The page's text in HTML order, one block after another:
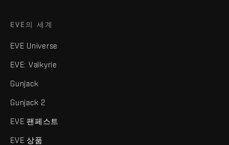
EVE의 세계
EVE Universe
EVE: Valkyrie
Gunjack
Gunjack 2
EVE 팬페스트
EVE 상품